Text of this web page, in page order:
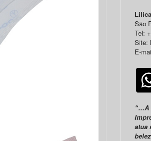
São
Tel:
Site:
E-
“…A
atua